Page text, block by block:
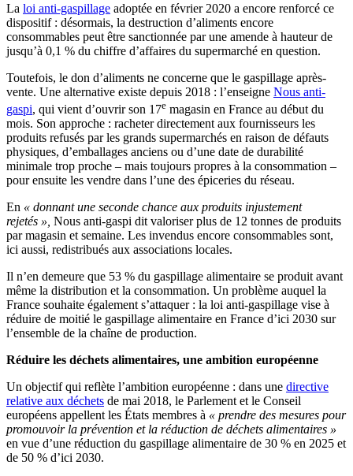
La loi anti-gaspillage adoptée en février 2020 a encore renforcé ce
dispositif : désormais, la destruction d’aliments encore
consommables peut être sanctionnée par une amende à hauteur de
jusqu’à 0,1 % du chiffre d’affaires du supermarché en question.
Toutefois, le don d’aliments ne concerne que le gaspillage après-
vente. Une alternative existe depuis 2018 : l’enseigne Nous anti-
gaspi, qui vient d’ouvrir son 17e magasin en France au début du
mois. Son approche : racheter directement aux fournisseurs les
produits refusés par les grands supermarchés en raison de défauts
physiques, d’emballages anciens ou d’une date de durabilité
minimale trop proche – mais toujours propres à la consommation –
pour ensuite les vendre dans l’une des épiceries du réseau.
En « donnant une seconde chance aux produits injustement
rejetés », Nous anti-gaspi dit valoriser plus de 12 tonnes de produits
par magasin et semaine. Les invendus encore consommables sont,
ici aussi, redistribués aux associations locales.
Il n’en demeure que 53 % du gaspillage alimentaire se produit avant
même la distribution et la consommation. Un problème auquel la
France souhaite également s’attaquer : la loi anti-gaspillage vise à
réduire de moitié le gaspillage alimentaire en France d’ici 2030 sur
l’ensemble de la chaîne de production.
Réduire les déchets alimentaires, une ambition européenne
Un objectif qui reflète l’ambition européenne : dans une directive
relative aux déchets de mai 2018, le Parlement et le Conseil
européens appellent les États membres à « prendre des mesures pour
promouvoir la prévention et la réduction de déchets alimentaires »
en vue d’une réduction du gaspillage alimentaire de 30 % en 2025 et
de 50 % d’ici 2030.